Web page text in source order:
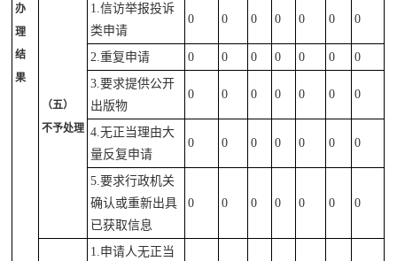
办
理
结
果
（五）
不予处理
1.信访举报投诉
类申请
0 0 0 0 0 0 0
2.重复申请 0 0 0 0 0 0
0
3.要求提供公开
出版物
0 0 0 0 0 0 0
4.无正当理由大
量反复申请
0 0 0 0 0 0 0
5.要求行政机关
确认或重新出具
已获取信息
0 0 0 0 0 0 0
1.申请人无正当